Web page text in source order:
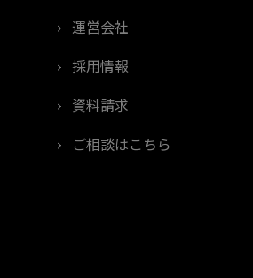
運営会社
採用情報
資料請求
ご相談はこちら